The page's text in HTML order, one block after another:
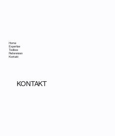
Home
Expertise
Toolbox
Referenzen
Kontakt
KONTAKT